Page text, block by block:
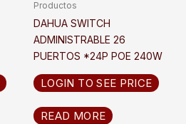
Productos
DAHUA SWITCH
ADMINISTRABLE 26
PUERTOS *24P POE 240W
LOGIN TO SEE PRICE
READ MORE